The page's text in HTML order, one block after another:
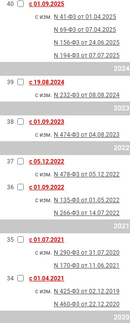
40
с 01.09.2025
с изм. N 41-Ф3 от 01.04.2025
N 69-Ф3 от 07.04.2025
N 156-Ф3 от 24.06.2025
N 194-Ф3 от 07.07.2025
2024
39
с 19.08.2024
с изм. N 232-Ф3 от 08.08.2024
2023
38
с 01.09.2023
с изм. N 474-Ф3 от 04.08.2023
2022
37
с 05.12.2022
с изм. N 478-Ф3 от 05.12.2022
36
с 01.09.2022
с изм. N 135-Ф3 от 01.05.2022
N 266-Ф3 от 14.07.2022
2021
35
с 01.07.2021
с изм. N 290-Ф3 от 31.07.2020
N 170-Ф3 от 11.06.2021
34
с 01.04.2021
с изм. N 425-Ф3 от 02.12.2019
N 460-Ф3 от 22.12.2020
2020